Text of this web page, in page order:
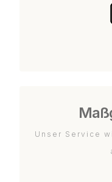
Unser Service